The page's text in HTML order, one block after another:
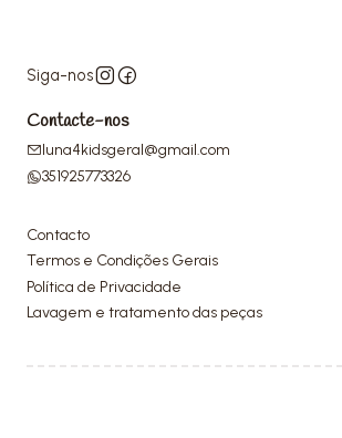
Siga-nos
Contacte-nos
luna4kidsgeral@gmail.com
351925773326
Contacto
Termos e Condições Gerais
Política de Privacidade
Lavagem e tratamento das peças